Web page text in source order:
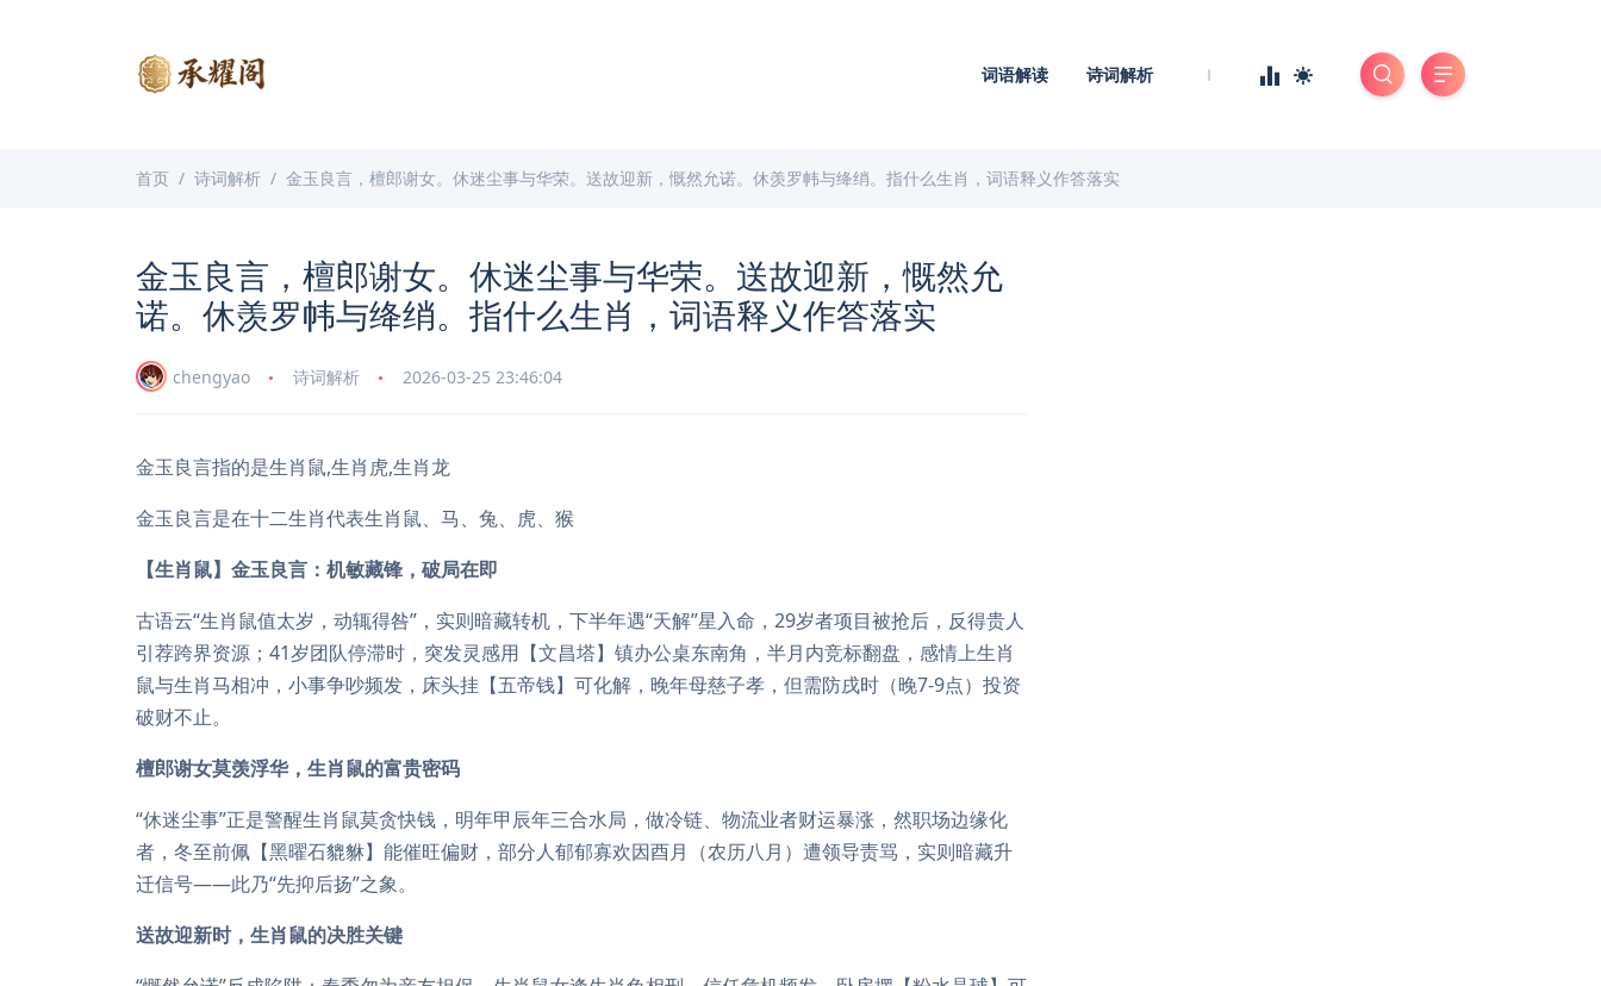
词语解读 诗词解析
首页 诗词解析 金玉良言，檀郎谢女。休迷尘事与华荣。送故迎新，慨然允诺。休羡罗帏与绛绡。指什么生肖，词语释义作答落实
金玉良言，檀郎谢女。休迷尘事与华荣。送故迎新，慨然允
诺。休羡罗帏与绛绡。指什么生肖，词语释义作答落实
chengyao 诗词解析 2026-03-25 23:46:04
金玉良言指的是生肖鼠,生肖虎,生肖龙
金玉良言是在十二生肖代表生肖鼠、马、兔、虎、猴
【生肖鼠】金玉良言：机敏藏锋，破局在即
古语云“生肖鼠值太岁，动辄得咎”，实则暗藏转机，下半年遇“天解”星入命，29岁者项目被抢后，反得贵人
引荐跨界资源；41岁团队停滞时，突发灵感用【文昌塔】镇办公桌东南角，半月内竞标翻盘，感情上生肖
鼠与生肖马相冲，小事争吵频发，床头挂【五帝钱】可化解，晚年母慈子孝，但需防戌时（晚7-9点）投资
破财不止。
檀郎谢女莫羡浮华，生肖鼠的富贵密码
“休迷尘事”正是警醒生肖鼠莫贪快钱，明年甲辰年三合水局，做冷链、物流业者财运暴涨，然职场边缘化
者，冬至前佩【黑曜石貔貅】能催旺偏财，部分人郁郁寡欢因酉月（农历八月）遭领导责骂，实则暗藏升
迁信号——此乃“先抑后扬”之象。
送故迎新时，生肖鼠的决胜关键